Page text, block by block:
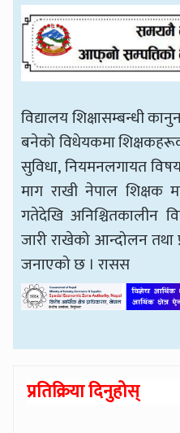
विद्यालय शिक्षासम्बन्धी
बनेको विधेयकमा
सुविधा, नियमनलगायत
माग राखी नेपाल शिक्षक
गतेदेखि अनिश्चितकालीन
जारी राखेको आन्दोलन तथा
जनाएको छ । रासस
प्रतिक्रिया दिनुहोस्